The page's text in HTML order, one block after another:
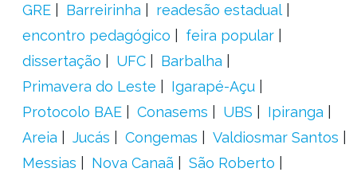
GRE
Barreirinha
readesão estadual
encontro pedagógico
feira popular
dissertação
UFC
Barbalha
Primavera do Leste
Igarapé-Açu
Protocolo BAE
Conasems UBS
Ipiranga
Areia
Jucás Congemas
Valdiosmar Santos
Messias
Nova Canaã
São Roberto